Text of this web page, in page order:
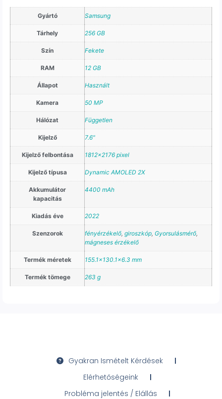
Gyártó Samsung
Tárhely 256 GB
Szín Fekete
RAM 12 GB
Állapot Használt
Kamera 50 MP
Hálózat Független
Kijelző 7.6"
Kijelző felbontása 1812×2176 pixel
Kijelző típusa Dynamic AMOLED 2X
Akkumulátor
kapacitás
4400 mAh
Kiadás éve 2022
Szenzorok fényérzékelő, giroszkóp, Gyorsulásmérő,
mágneses érzékelő
Termék méretek 155.1×130.1×6.3 mm
Termék tömege 263 g
Gyakran Ismételt Kérdések
Elérhetőségeink
Probléma jelentés / Elállás